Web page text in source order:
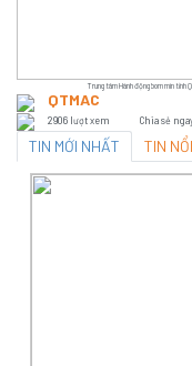
Trung tâm Hành động bom mìn tỉnh
QTMAC
2906 lượt xem Chia sẻ
TIN MỚI NHẤT TIN